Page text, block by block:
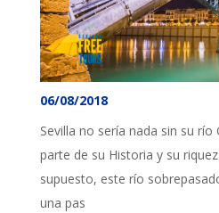
06/08/2018
Sevilla no sería nada sin su río
parte de su Historia y su
supuesto, este río
una pas